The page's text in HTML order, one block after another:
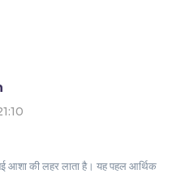
आशा की लहर लाता है। यह पहल आर्थिक